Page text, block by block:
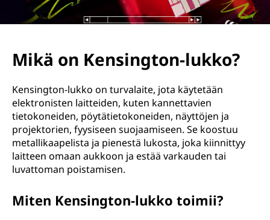
t
Mikä on Kensington-lukko?
Kensington-lukko on turvalaite, jota käytetään
elektronisten laitteiden, kuten kannettavien
tietokoneiden, pöytätietokoneiden, näyttöjen ja
projektorien, fyysiseen suojaamiseen. Se koostuu
metallikaapelista ja pienestä lukosta, joka kiinnittyy
laitteen omaan aukkoon ja estää varkauden tai
luvattoman poistamisen.
Miten Kensington-lukko toimii?